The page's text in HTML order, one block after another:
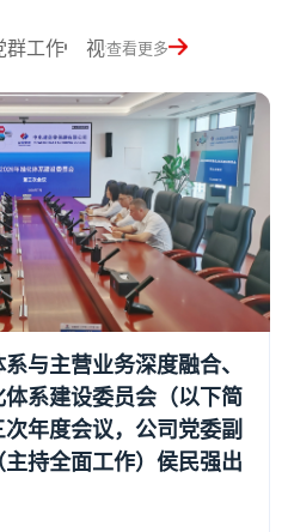
群工作 视频集锦
查看更多
与主营业务深度融合、
系建设委员会（以下简
年度会议，公司党委副
持全面工作）侯民强出